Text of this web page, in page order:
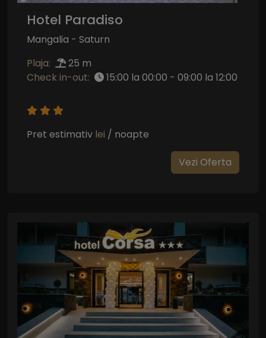
Hotel Paradiso
Mangalia - Saturn
Plaja:
25 m
Check in-out:
15:00 la 00:00 - 09:00 la 12:00
Pret estimativ lei / noapte
Vezi Oferta